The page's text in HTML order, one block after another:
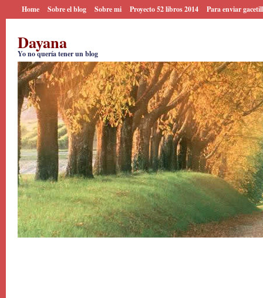
Home Sobre el blog Sobre mi Proyecto 52 libros 2014 Para enviar
Dayana
Yo no quería tener un blog